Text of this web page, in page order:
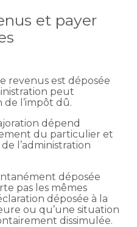
et payer
revenus est déposée
peut
l’impôt dû.
dépend
du particulier et
l’administration
déposée
pas les mêmes
déposée à la
ou qu’une situation
dissimulée.